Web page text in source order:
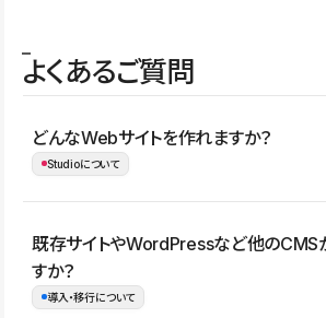
よくあるご質問
どんなWebサイトを作れますか？
Studioについて
コーポレートサイト、サービスサイト、LP、
グ・メディア、イベントサイト、店舗・商品
ォリオなど幅広く制作できます。
既存サイトやWordPressなど他のCMS
すか？
導入・移行について